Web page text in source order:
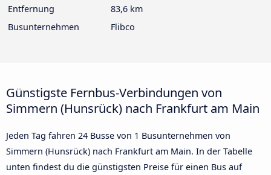
Entfernung
83,6 km
Busunternehmen
Flibco
Günstigste Fernbus-Verbindungen von
Simmern (Hunsrück) nach Frankfurt am Main
Jeden Tag fahren 24 Busse von 1 Busunternehmen von
Simmern (Hunsrück) nach Frankfurt am Main. In der Tabelle
unten findest du die günstigsten Preise für einen Bus auf